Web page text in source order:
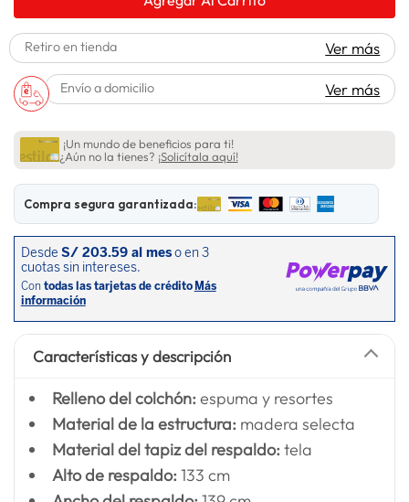
10. lavadora
Retiro en tienda Ver más
Envío a domicilio Ver más
¡Un mundo de beneficios para ti!
¿Aún no la tienes? ¡Solicítala aquí!
Compra segura garantizada:
Características y descripción
Relleno del colchón: espuma y resortes
Material de la estructura: madera selecta
Material del tapiz del respaldo: tela
Alto de respaldo: 133 cm